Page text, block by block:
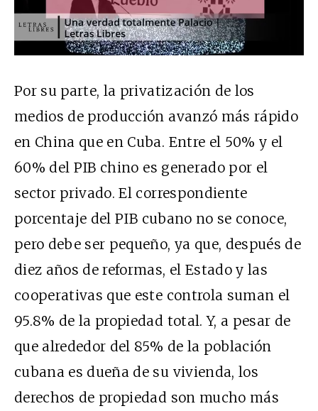
Por su parte, la privatización de los
medios de producción avanzó más rápido
en China que en Cuba. Entre el 50% y el
60% del PIB chino es generado por el
sector privado. El correspondiente
porcentaje delPIB cubano no se conoce,
pero debe ser pequeño, ya que, después de
diez años de reformas, el Estado y las
cooperativas que este controla suman el
95.8% de la propiedad total. Y, a pesar de
que alrededor del 85% de la población
cubana es dueña de su vivienda, los
derechos de propiedad son mucho más